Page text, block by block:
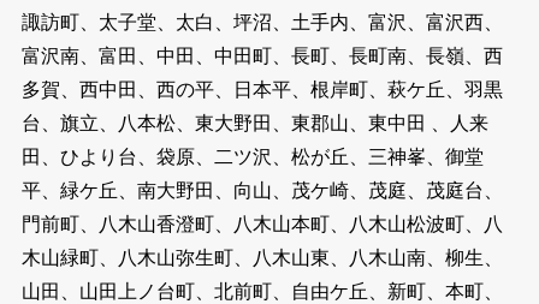
諏訪町、太子堂、太白、坪沼、土手内、富沢、富沢西、
富沢南、富田、中田、中田町、長町、長町南、長嶺、西
多賀、西中田、西の平、日本平、根岸町、萩ケ丘、羽黒
台、旗立、八本松、東大野田、東郡山、東中田 、人来
田、ひより台、袋原、二ツ沢、松が丘、三神峯、御堂
平、緑ケ丘、南大野田、向山、茂ケ崎、茂庭、茂庭台、
門前町、八木山香澄町、八木山本町、八木山松波町、八
木山緑町、八木山弥生町、八木山東、八木山南、柳生、
山田、山田上ノ台町、北前町、自由ケ丘、新町、本町、